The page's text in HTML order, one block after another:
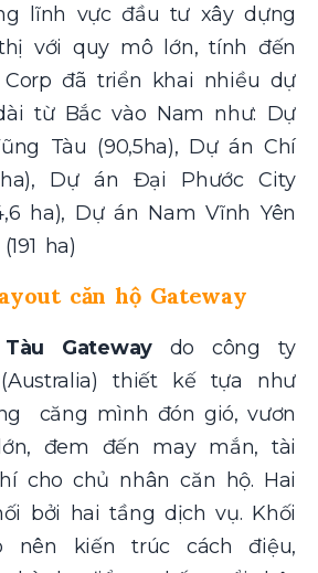
lĩnh vực đầu tư xây dựng
với quy mô lớn, tính đến
Corp đã triển khai nhiều dự
từ Bắc vào Nam như: Dự
Tàu (90,5ha), Dự án Chí
Dự án Đại Phước City
ha), Dự án Nam Vĩnh Yên
ha)
căn hộ Gateway
Gatewaydo công ty
thiết kế tựa như
căng mình đón gió, vươn
đem đến may mắn, tài
cho chủ nhân căn hộ. Hai
bởi hai tầng dịch vụ. Khối
nên kiến trúc cách điệu,